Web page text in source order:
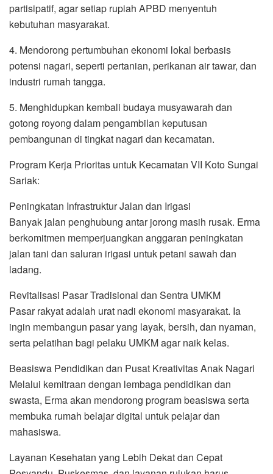
partisipatif, agar setiap rupiah APBD menyentuh
kebutuhan masyarakat.
4. Mendorong pertumbuhan ekonomi lokal berbasis
potensi nagari, seperti pertanian, perikanan air tawar, dan
industri rumah tangga.
5. Menghidupkan kembali budaya musyawarah dan
gotong royong dalam pengambilan keputusan
pembangunan di tingkat nagari dan kecamatan.
Program Kerja Prioritas untuk Kecamatan VII Koto Sungai
Sariak:
Peningkatan Infrastruktur Jalan dan Irigasi
Banyak jalan penghubung antar jorong masih rusak. Erma
berkomitmen memperjuangkan anggaran peningkatan
jalan tani dan saluran irigasi untuk petani sawah dan
ladang.
Revitalisasi Pasar Tradisional dan Sentra UMKM
Pasar rakyat adalah urat nadi ekonomi masyarakat. Ia
ingin membangun pasar yang layak, bersih, dan nyaman,
serta pelatihan bagi pelaku UMKM agar naik kelas.
Beasiswa Pendidikan dan Pusat Kreativitas Anak Nagari
Melalui kemitraan dengan lembaga pendidikan dan
swasta, Erma akan mendorong program beasiswa serta
membuka rumah belajar digital untuk pelajar dan
mahasiswa.
Layanan Kesehatan yang Lebih Dekat dan Cepat